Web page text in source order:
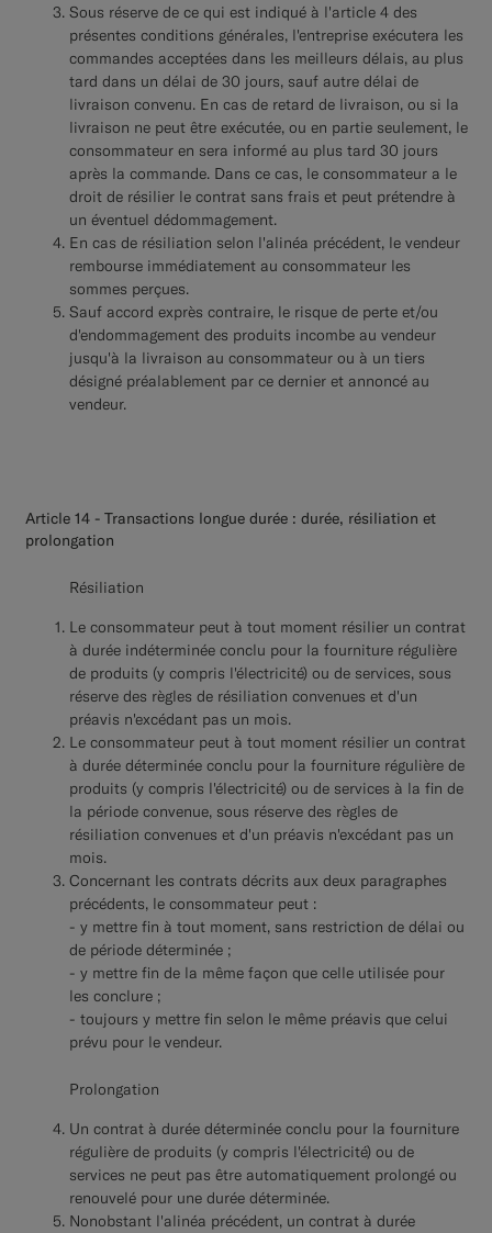
Sous réserve de ce qui est indiqué à l'article 4 des
présentes conditions générales, l'entreprise exécutera les
commandes acceptées dans les meilleurs délais, au plus
tard dans un délai de 30 jours, sauf autre délai de
livraison convenu. En cas de retard de livraison, ou si la
livraison ne peut être exécutée, ou en partie seulement, le
consommateur en sera informé au plus tard 30 jours
après la commande. Dans ce cas, le consommateur a le
droit de résilier le contrat sans frais et peut prétendre à
un éventuel dédommagement.
En cas de résiliation selon l'alinéa précédent, le vendeur
rembourse immédiatement au consommateur les
sommes perçues.
Sauf accord exprès contraire, le risque de perte et/ou
d'endommagement des produits incombe au vendeur
jusqu'à la livraison au consommateur ou à un tiers
désigné préalablement par ce dernier et annoncé au
vendeur.
Article 14 - Transactions longue durée : durée, résiliation et
prolongation
Résiliation
Le consommateur peut à tout moment résilier un contrat
à durée indéterminée conclu pour la fourniture régulière
de produits (y compris l'électricité) ou de services, sous
réserve des règles de résiliation convenues et d'un
préavis n'excédant pas un mois.
Le consommateur peut à tout moment résilier un contrat
à durée déterminée conclu pour la fourniture régulière de
produits (y compris l'électricité) ou de services à la fin de
la période convenue, sous réserve des règles de
résiliation convenues et d'un préavis n'excédant pas un
mois.
Concernant les contrats décrits aux deux paragraphes
précédents, le consommateur peut :
- y mettre fin à tout moment, sans restriction de délai ou
de période déterminée ;
- y mettre fin de la même façon que celle utilisée pour
les conclure ;
- toujours y mettre fin selon le même préavis que celui
prévu pour le vendeur.
Prolongation
Un contrat à durée déterminée conclu pour la fourniture
régulière de produits (y compris l'électricité) ou de
services ne peut pas être automatiquement prolongé ou
renouvelé pour une durée déterminée.
Nonobstant l'alinéa précédent, un contrat à durée